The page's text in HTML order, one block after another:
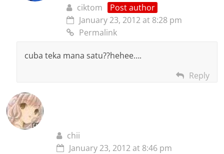
ciktom
Post author
January 23, 2012 at 8:28 pm
Permalink
cuba teka mana satu??hehee….
Reply
chii
January 23, 2012 at 8:46 pm